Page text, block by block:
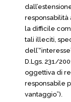
responsabilità
la difficile
tali illeciti,
D.Lgs. 231/
oggettiva di
responsabile
vantaggio”).